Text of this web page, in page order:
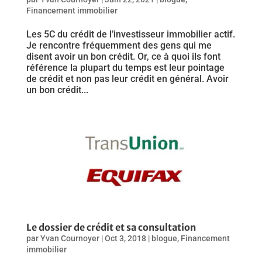
Financement immobilier
Les 5C du crédit de l’investisseur immobilier actif.
Je rencontre fréquemment des gens qui me
disent avoir un bon crédit. Or, ce à quoi ils font
référence la plupart du temps est leur pointage
de crédit et non pas leur crédit en général. Avoir
un bon crédit...
Le dossier de crédit et sa consultation
parYvan Cournoyer|Oct 3, 2018| blogue, Financement
immobilier